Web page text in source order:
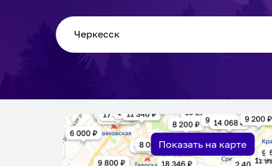
Показать на карте